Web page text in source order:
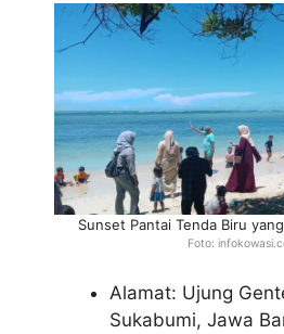
Sunset Pantai Tenda Biru
Foto:
Alamat: Ujung
Sukabumi, Jawa